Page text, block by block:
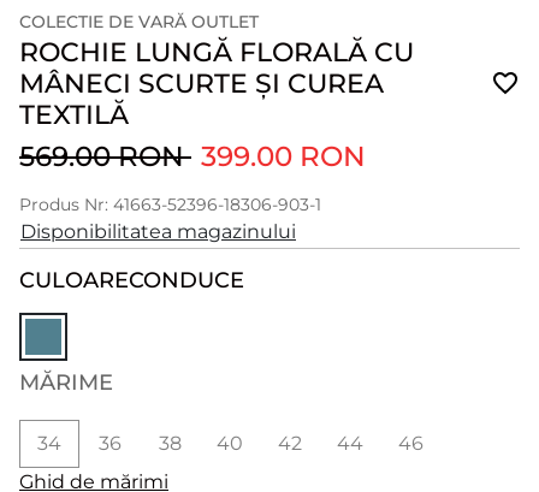
COLECTIE DE VARĂ OUTLET
ROCHIE LUNGĂ FLORALĂ CU
MÂNECI SCURTE ȘI CUREA
TEXTILĂ
569.00 RON 399.00 RON
Produs Nr: 41663-52396-18306-903-1
Disponibilitatea magazinului
CULOARECONDUCE
MĂRIME
34 36 38 40 42 44
46
Ghid de mărimi